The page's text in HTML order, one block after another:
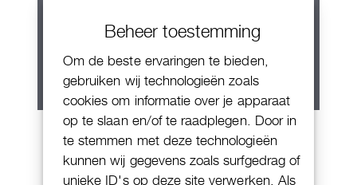
Beheer toestemming
Om de beste ervaringen te bieden,
gebruiken wij technologieën zoals
cookies om informatie over je apparaat
op te slaan en/of te raadplegen. Door in
te stemmen met deze technologieën
kunnen wij gegevens zoals surfgedrag of
unieke ID's op deze site verwerken. Als
Patek Philippe Annual Calendar
Chornograaf